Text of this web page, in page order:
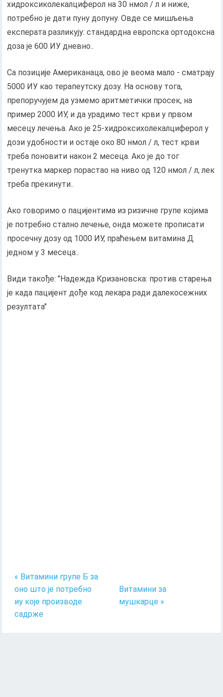
хидроксиколекалциферол на 30 нмол / л и ниже,
потребно је дати пуну допуну. Овде се мишљења
експерата разликују: стандардна европска ортодоксна
доза је 600 ИУ дневно..
Са позиције Американаца, ово је веома мало - сматрају
5000 ИУ као терапеутску дозу. На основу тога,
препоручујем да узмемо аритметички просек, на
пример 2000 ИУ, и да урадимо тест крви у првом
месецу лечења. Ако је 25-хидроксихолекалциферол у
дози удобности и остаје око 80 нмол / л, тест крви
треба поновити након 2 месеца. Ако је до тог
тренутка маркер порастао на ниво од 120 нмол / л, лек
треба прекинути..
Ако говоримо о пацијентима из ризичне групе којима
је потребно стално лечење, онда можете прописати
просечну дозу од 1000 ИУ, праћењем витамина Д
једном у 3 месеца..
Види такође: "Надежда Кризановска: против старења
је када пацијент дође код лекара ради далекосежних
резултата"
« Витамини групе Б за
оно што је потребно
иу које производе
садрже
Витамини за
мушкарце »